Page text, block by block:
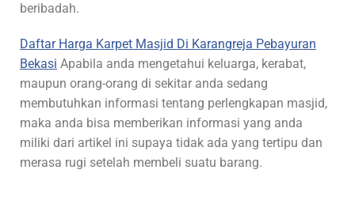
beribadah.
Daftar Harga Karpet Masjid Di Karangreja Pebayuran
Bekasi Apabila anda mengetahui keluarga, kerabat,
maupun orang-orang di sekitar anda sedang
membutuhkan informasi tentang perlengkapan masjid,
maka anda bisa memberikan informasi yang anda
miliki dari artikel ini supaya tidak ada yang tertipu dan
merasa rugi setelah membeli suatu barang.